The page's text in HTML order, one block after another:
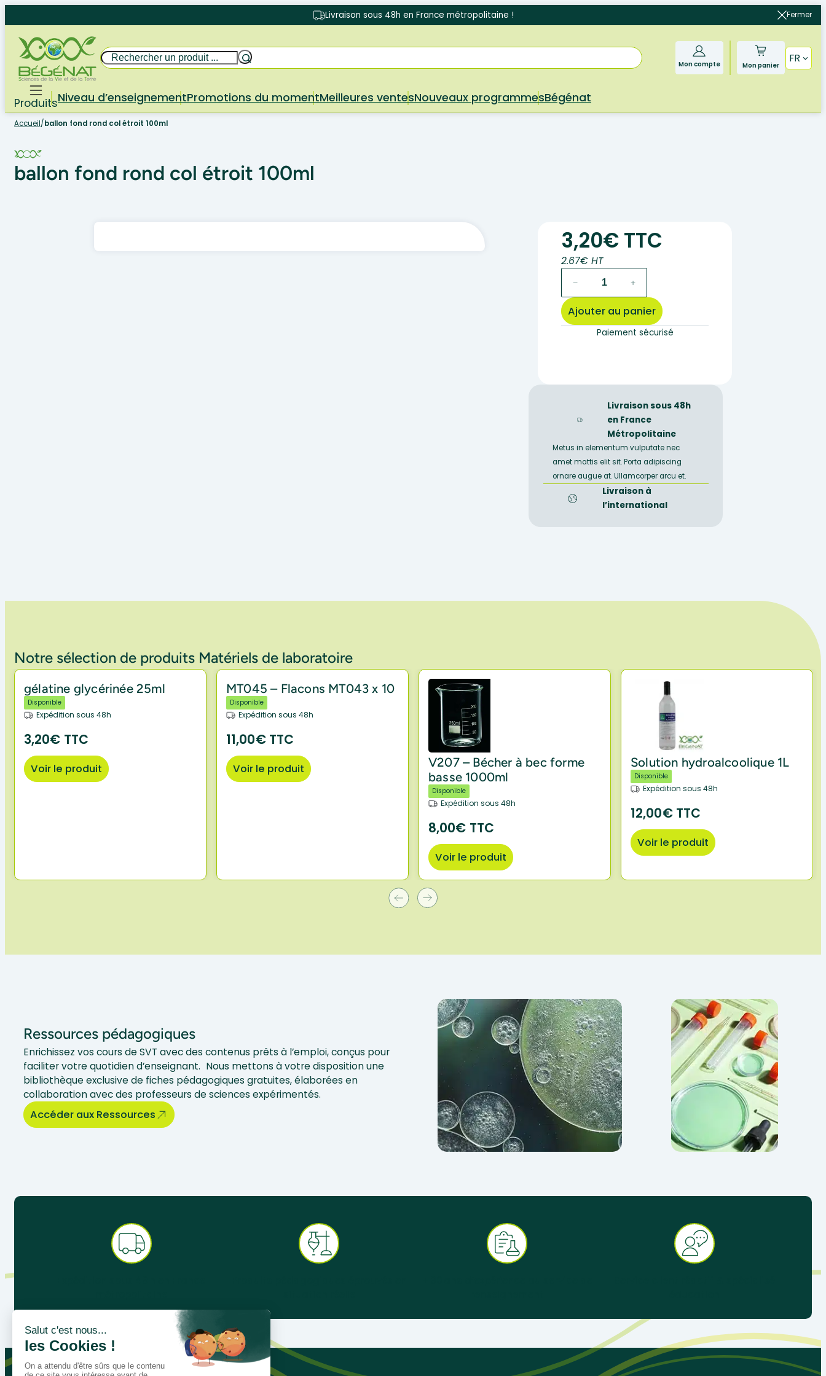
au
contenu
Fermer
Livraison sous 48h en France métropolitaine !
Mon compte Mon panier
FR
Produits
Rechercher
Niveau d’enseignementPromotions du momentMeilleures ventesNouveaux programmesBégénat
Accueil/ballon fond rond col étroit 100ml
ballon fond rond col étroit 100ml
3,20€ TTC
2.67€ HT
ballon
fond
− +
Ajouter au panier
Paiement sécurisé
Livraison sous 48h
en France
Métropolitaine
Metus in elementum vulputate nec
amet mattis elit sit. Porta adipiscing
ornare augue at. Ullamcorper arcu et.
Livraison à
l’international
Notre sélection de produits Matériels de laboratoire
gélatine glycérinée 25ml
Disponible
Expédition sous 48h
3,20€ TTC
Voir le produit
MT045 – Flacons MT043 x 10
Disponible
Expédition sous 48h
11,00€ TTC
Voir le produit
V207 – Bécher à bec forme
basse 1000ml
Disponible
Expédition sous 48h
8,00€ TTC
Voir le produit
Solution hydroalcoolique 1L
Disponible
Expédition sous 48h
12,00€ TTC
Voir le produit
Ressources pédagogiques
Enrichissez vos cours de SVT avec des contenus prêts à l’emploi, conçus pour
faciliter votre quotidien d’enseignant. Nous mettons à votre disposition une
bibliothèque exclusive de fiches pédagogiques gratuites, élaborées en
collaboration avec des professeurs de sciences expérimentés.
Accéder aux Ressources